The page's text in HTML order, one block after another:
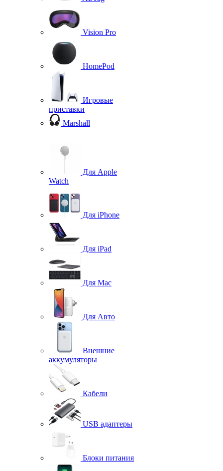
Vision Pro
HomePod
Игровые
приставки
Marshall
Для Apple
Watch
Для iPhone
Для iPad
Для Mac
Для Авто
Внешние
аккумуляторы
Кабели
USB адаптеры
Блоки питания